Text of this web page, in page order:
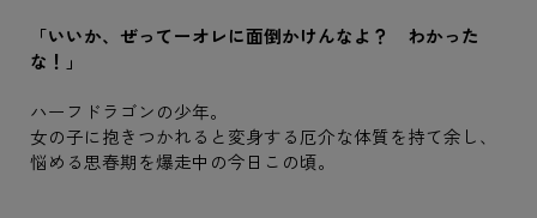
「いいか、ぜってーオレに面倒かけんなよ？ わかった
な！」
ハーフドラゴンの少年。
女の子に抱きつかれると変身する厄介な体質を持て余し、
悩める思春期を爆走中の今日この頃。